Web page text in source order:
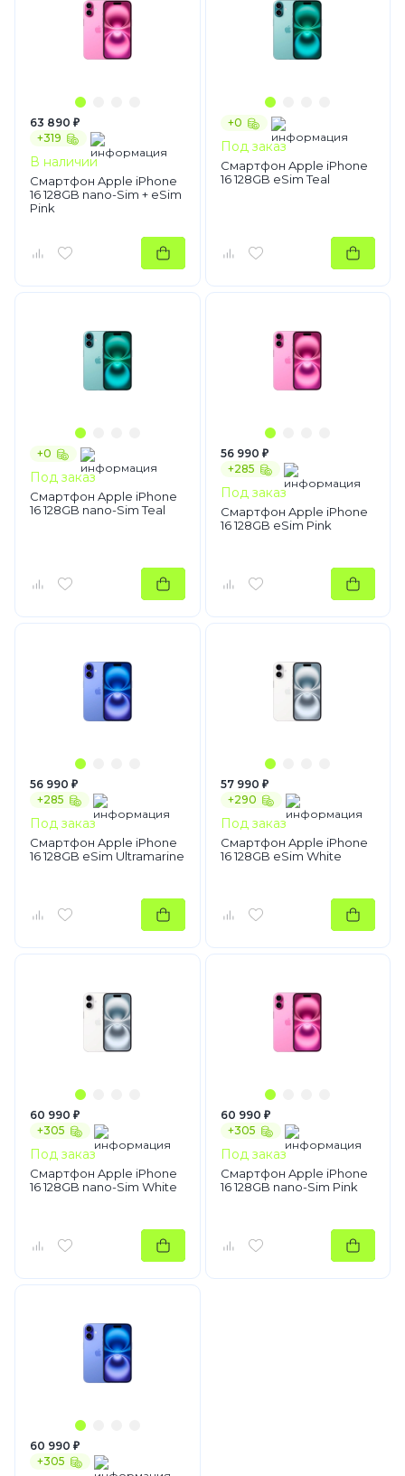
63 890 ₽
+319
В наличии
Смартфон Apple iPhone
16 128GB nano-Sim + eSim
Pink
+0
Под заказ
Смартфон Apple iPhone
16 128GB eSim Teal
+0
Под заказ
Смартфон Apple iPhone
16 128GB nano-Sim Teal
56 990 ₽
+285
Под заказ
Смартфон Apple iPhone
16 128GB eSim Pink
56 990 ₽
+285
Под заказ
Смартфон Apple iPhone
16 128GB eSim Ultramarine
57 990 ₽
+290
Под заказ
Смартфон Apple iPhone
16 128GB eSim White
60 990 ₽
+305
Под заказ
Смартфон Apple iPhone
16 128GB nano-Sim White
60 990 ₽
+305
Под заказ
Смартфон Apple iPhone
16 128GB nano-Sim Pink
60 990 ₽
+305